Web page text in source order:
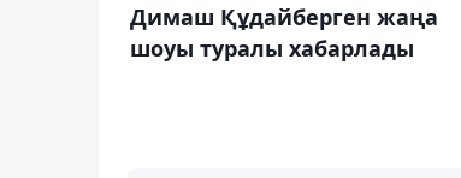
Димаш Құдайберген жаңа
шоуы туралы хабарлады